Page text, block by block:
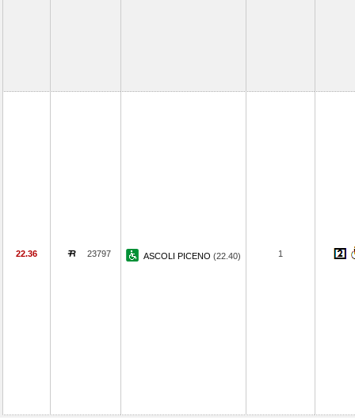
22.36 23797 ASCOLI PICENO (22.40) 1